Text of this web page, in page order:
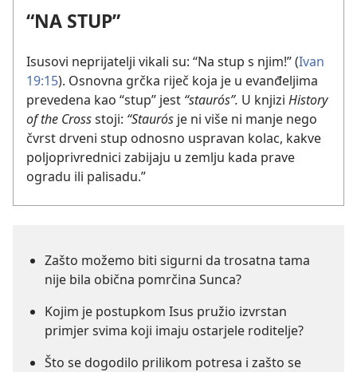
“NA STUP”
Isusovi neprijatelji vikali su: “Na stup s njim!” (Ivan
19:15). Osnovna grčka riječ koja je u evanđeljima
prevedena kao “stup” jest “staurós”. U knjizi History
of the Crossstoji: “Staurós je ni više ni manje nego
čvrst drveni stup odnosno uspravan kolac, kakve
poljoprivrednici zabijaju u zemlju kada prave
ogradu ili palisadu.”
Zašto možemo biti sigurni da trosatna tama
nije bila obična pomrčina Sunca?
Kojim je postupkom Isus pružio izvrstan
primjer svima koji imaju ostarjele roditelje?
Što se dogodilo prilikom potresa i zašto se